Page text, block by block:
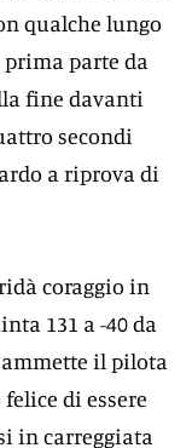
qualche lungo
parte da
fine davanti
secondi
a riprova di
coraggio in
131 a -40 da
ammette il pilota
di essere
in carreggiata